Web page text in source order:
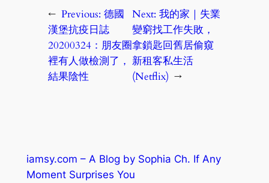
← Previous: 德國
漢堡抗疫日誌
20200324：朋友圈
裡有人做檢測了，
結果陰性
Next:我的家｜失業
變窮找工作失敗，
拿鎖匙回舊居偷窺
新租客私生活
(Netflix) →
iamsy.com – A Blog by Sophia Ch. If Any
Moment Surprises You